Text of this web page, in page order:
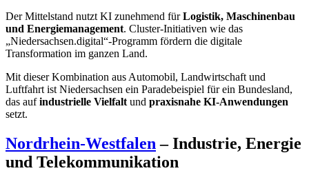
Der Mittelstand nutzt KI zunehmend fürLogistik, Maschinenbau
und Energiemanagement. Cluster-Initiativen wie das
„Niedersachsen.digital“-Programm fördern die digitale
Transformation im ganzen Land.
Mit dieser Kombination aus Automobil, Landwirtschaft und
Luftfahrt ist Niedersachsen ein Paradebeispiel für ein Bundesland,
das aufindustrielle Vielfalt und praxisnahe KI-Anwendungen
setzt.
Nordrhein-Westfalen – Industrie, Energie
und Telekommunikation